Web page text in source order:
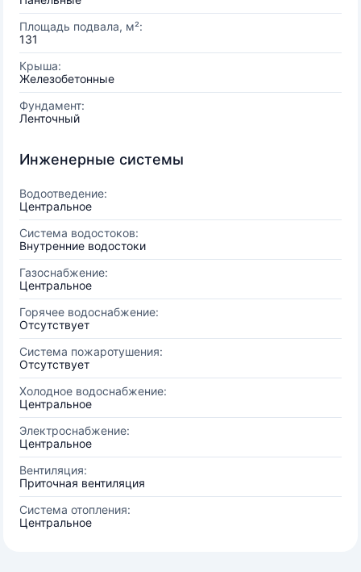
Площадь подвала, м²:
131
Крыша:
Железобетонные
Фундамент:
Ленточный
Инженерные системы
Водоотведение:
Центральное
Система водостоков:
Внутренние водостоки
Газоснабжение:
Центральное
Горячее водоснабжение:
Отсутствует
Система пожаротушения:
Отсутствует
Холодное водоснабжение:
Центральное
Электроснабжение:
Центральное
Вентиляция:
Приточная вентиляция
Система отопления:
Центральное